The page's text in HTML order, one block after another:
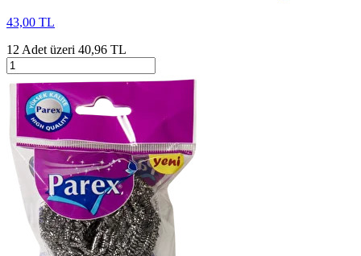
43,00 TL
12 Adet üzeri 40,96 TL